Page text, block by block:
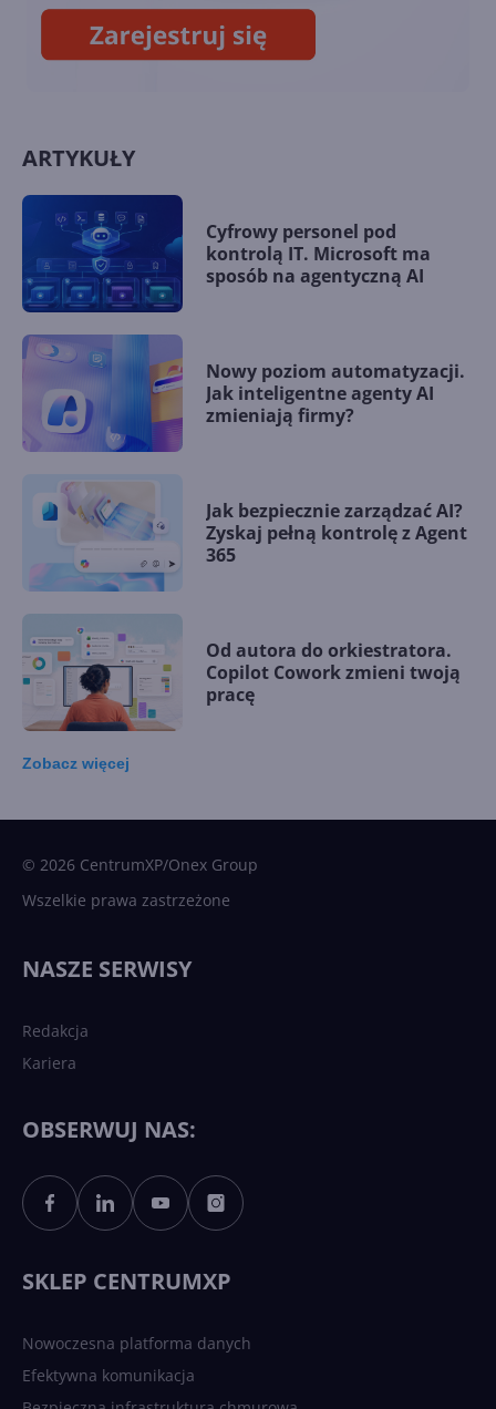
ARTYKUŁY
Cyfrowy personel pod
kontrolą IT. Microsoft ma
sposób na agentyczną AI
Nowy poziom automatyzacji.
Jak inteligentne agenty AI
zmieniają firmy?
Jak bezpiecznie zarządzać AI?
Zyskaj pełną kontrolę z Agent
365
Od autora do orkiestratora.
Copilot Cowork zmieni twoją
pracę
Sztuczna inteligencja po
polsku. Dość barier
Zobacz więcej
© 2026 CentrumXP/Onex Group
Wszelkie prawa zastrzeżone
NASZE SERWISY
Redakcja
Kariera
OBSERWUJ NAS:
SKLEP CENTRUMXP
Nowoczesna platforma danych
Efektywna komunikacja